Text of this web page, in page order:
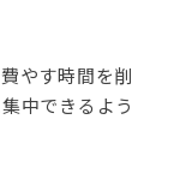
やす時間を削
中できるよう